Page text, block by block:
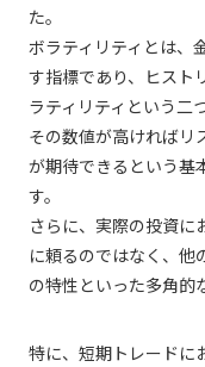
た。
ボラティリティとは、
す指標であり、ヒスト
ラティリティという二
その数値が高ければリ
が期待できるという基
す。
さらに、実際の投資に
に頼るのではなく、他
の特性といった多角的
特に、短期トレードに